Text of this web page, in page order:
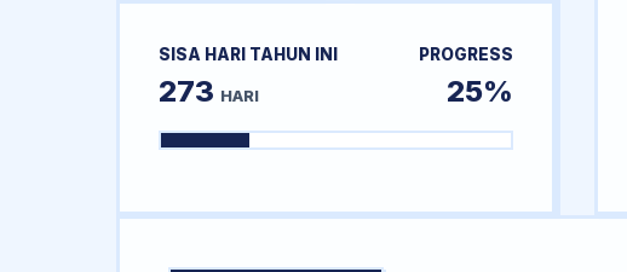
SISA HARI TAHUN INI
273 HARI
PROGRESS
25%